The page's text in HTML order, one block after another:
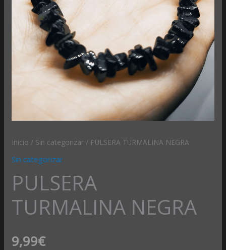
Inicio / Sin categorizar / PULSERA TURMALINA NEGRA
Sin categorizar
PULSERA
TURMALINA NEGRA
9,99€